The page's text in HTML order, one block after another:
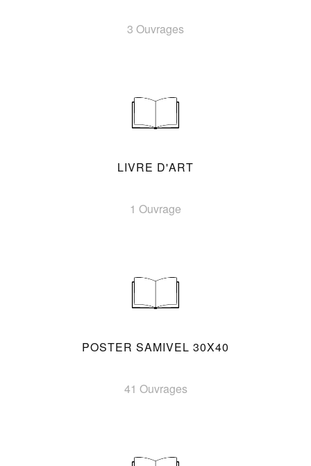
3 Ouvrages
LIVRE D'ART
1 Ouvrage
POSTER SAMIVEL 30X40
41 Ouvrages